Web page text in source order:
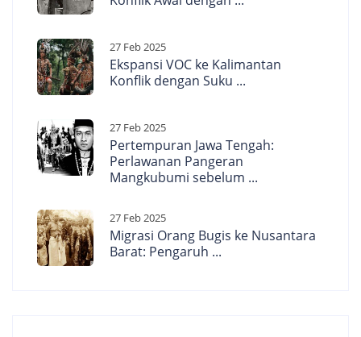
27 Feb 2025
Ekspansi VOC ke Kalimantan
Konflik dengan Suku ...
27 Feb 2025
Pertempuran Jawa Tengah:
Perlawanan Pangeran
Mangkubumi sebelum ...
27 Feb 2025
Migrasi Orang Bugis ke Nusantara
Barat: Pengaruh ...